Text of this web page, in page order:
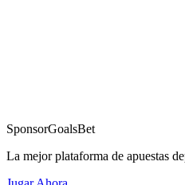
SponsorGoalsBet
La mejor plataforma de apuestas